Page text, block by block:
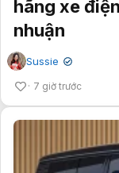
hãng xe
nhuận
Sussie ✔
7 giờ trước